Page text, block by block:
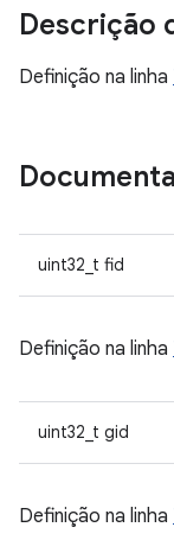
Descrição
Definição na linha
uint32_t fid
Definição na linha
uint32_t gid
Definição na linha